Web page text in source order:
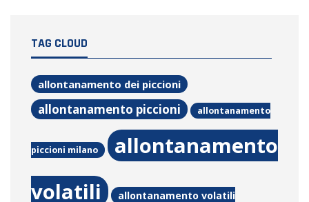
TAG CLOUD
allontanamento dei piccioni
allontanamento piccioni allontanamento
piccioni milano
allontanamento
volatili
allontanamento volatili